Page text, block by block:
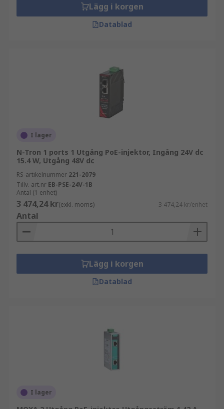
Lägg i korgen
Datablad
I lager
N-Tron 1 ports 1 Utgång PoE-injektor, Ingång 24V dc
15.4 W, Utgång 48V dc
RS-artikelnummer 221-2079
Tillv. art.nr EB-PSE-24V-1B
Antal (1 enhet)
3 474,24 kr(exkl. moms) 3 474,24 kr/enhet
Antal
Lägg i korgen
Datablad
I lager